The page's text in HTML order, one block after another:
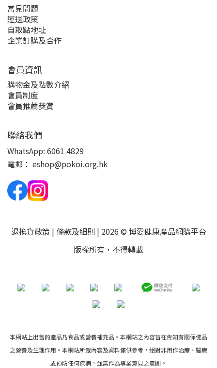
常見問題
運送政策
自取點地址
企業訂購及合作
會員資訊
購物金及點數介紹
會員制度
會員推薦獎賞
聯絡我們
WhatsApp: 6061 4829
電郵： eshop@pokoi.org.hk
退換貨政策 | 條款及細則 | 2026 © 博愛健康產品網購平台
版權所有，不得轉載
本網站上出售的產品乃食品或營養補充品。本網站之內容旨在告知有關保健品
之營養及生理作用。本網站所載內容及資料僅供參考，絕對非用作治療、醫療
或預防任何疾病，並無作為專業意見之意圖。